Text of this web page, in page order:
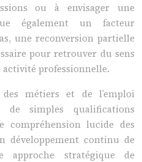
ou à envisager une
également un facteur
une reconversion partielle
pour retrouver du sens
activité professionnelle.
métiers et de l’emploi
simples qualifications
compréhension lucide des
développement continu de
approche stratégique de